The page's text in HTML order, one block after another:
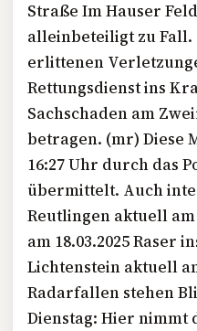
Straße Im Hauser
alleinbeteiligt zu
erlittenen
Rettungsdienst ins
Sachschaden am
betragen. (mr) Diese
16:27 Uhr durch das
übermittelt. Auch
Reutlingen aktuell
am 18.03.2025 Raser
Lichtenstein aktuell
Radarfallen stehen
Dienstag: Hier nimmt